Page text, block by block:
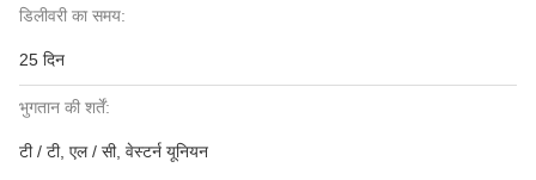
डिलीवरी का समय:
25 दिन
भुगतान की शर्तें:
टी / टी, एल / सी, वेस्टर्न यूनियन